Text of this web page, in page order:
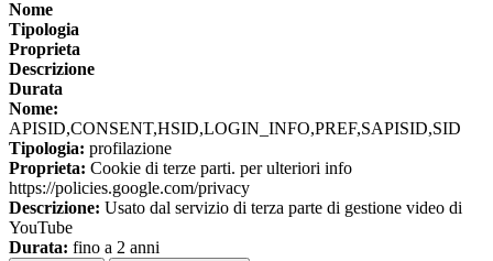
Nome
Tipologia
Proprieta
Descrizione
Durata
Nome:
APISID,CONSENT,HSID,LOGIN_INFO,PREF,SAPISID,SID
Tipologia: profilazione
Proprieta: Cookie di terze parti. per ulteriori info
https://policies.google.com/privacy
Descrizione: Usato dal servizio di terza parte di gestione video di
YouTube
Durata: fino a 2 anni